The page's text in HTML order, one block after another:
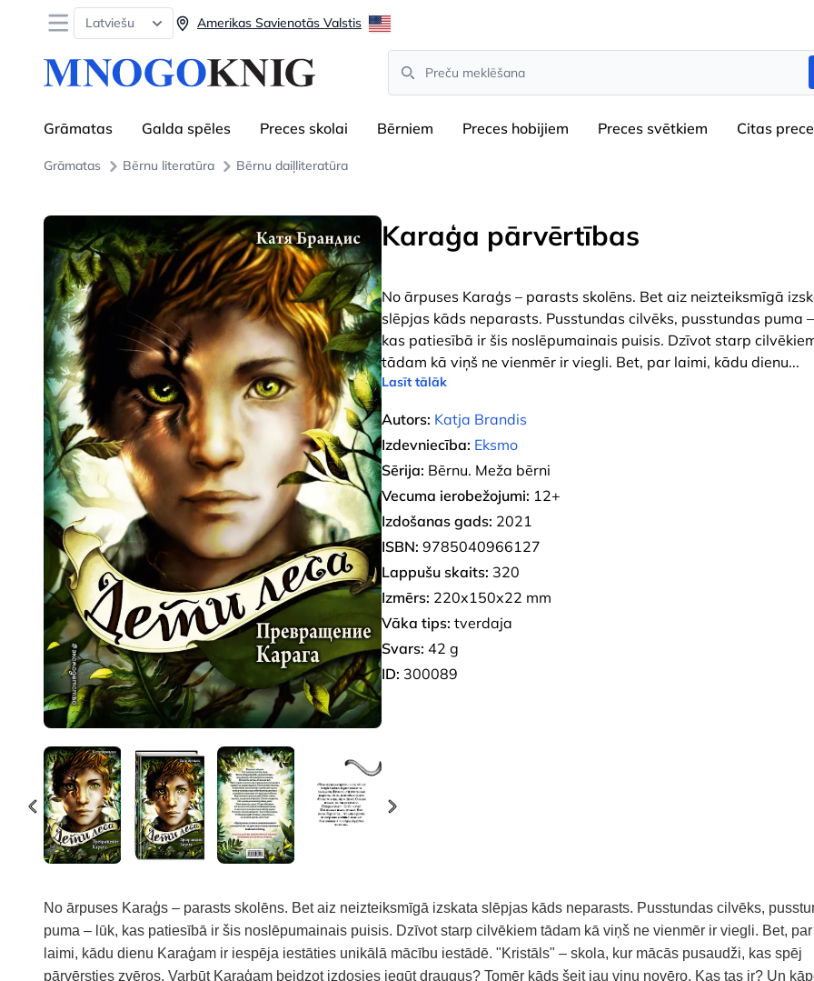
Open menu
Latviešu Amerikas Savienotās Valstis
Search
Grāmatas Galda spēles Preces skolai Bērniem Preces hobijiem Preces svētkiem Сitas
Grāmatas Bērnu literatūra Bērnu daiļliteratūra
Karaģa pārvērtības
No ārpuses Karaģs – parasts skolēns. Bet aiz neizteiksmīgā
slēpjas kāds neparasts. Pusstundas cilvēks, pusstundas puma
kas patiesībā ir šis noslēpumainais puisis. Dzīvot starp
tādam kā viņš ne vienmēr ir viegli. Bet, par laimi, kādu dienu...
Lasīt tālāk
Autors: Katja Brandis
Izdevniecība: Eksmo
Sērija: Bērnu. Meža bērni
Vecuma ierobežojumi: 12+
Izdošanas gads: 2021
ISBN: 9785040966127
Lappušu skaits: 320
Izmērs: 220x150x22 mm
Vāka tips: tverdaja
Svars: 42 g
ID: 300089
No ārpuses Karaģs – parasts skolēns. Bet aiz neizteiksmīgā izskata slēpjas kāds neparasts. Pusstundas cilvēks,
puma – lūk, kas patiesībā ir šis noslēpumainais puisis. Dzīvot starp cilvēkiem tādam kā viņš ne vienmēr ir viegli. Bet, par
laimi, kādu dienu Karaģam ir iespēja iestāties unikālā mācību iestādē. "Kristāls" – skola, kur mācās pusaudži, kas spēj
pārvērsties zvēros. Varbūt Karaģam beidzot izdosies iegūt draugus? Tomēr kāds šeit jau viņu novēro. Kas tas ir? Un